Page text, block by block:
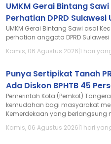
UMKM Gerai Bintang
Perhatian DPRD Sulawesi
UMKM Gerai Bintang Sawi asal
perhatian anggota DPRD Sulawesi
Kamis, 06 Agustus 2026|1 hari
Punya Sertipikat Tanah
Ada Diskon BPHTB 45
Pemerintah Kota (Pemkot)
kemudahan bagi masyarakat
Kemerdekaan yang berlangsung
Kamis, 06 Agustus 2026|1 hari